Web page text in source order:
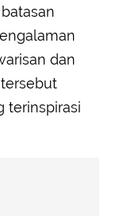
dan
terinspirasi